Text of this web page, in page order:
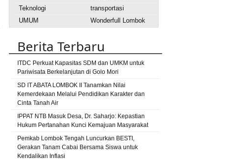
Teknologi
transportasi
UMUM
Wonderfull Lombok
Berita Lombok Utara DBD disdukcapil
dokter
dokter kecil dokter kecil award 2015
dpp golkar dprd e-warung gagal panen
gunung rinjani jalan rusak jembatan
jembatan roboh lombok lombok fm
lombok tengah
lombok
timurlotim mataram Maulid Adat
Bayan narkoba narkotika ntb
Pariwisata Lombok Timur
Berita Terbaru
ITDC Perkuat Kapasitas SDM dan UMKM untuk
Pariwisata Berkelanjutan di Golo Mori
SD IT ABATA LOMBOK II Tanamkan Nilai
Kemerdekaan Melalui Pendidikan Karakter dan
Cinta Tanah Air
IPPAT NTB Masuk Desa, Dr. Saharjo: Kepastian
Hukum Pertanahan Kunci Kemajuan Masyarakat
Pemkab Lombok Tengah Luncurkan BESTI,
Gerakan Tanam Cabai Bersama Siswa untuk
Kendalikan Inflasi